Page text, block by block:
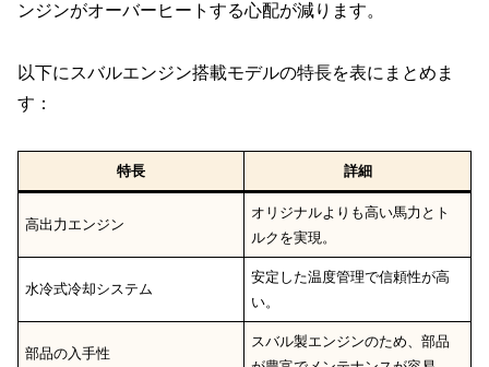
ンジンがオーバーヒートする心配が減ります。
以下にスバルエンジン搭載モデルの特長を表にまとめま
す：
特長 詳細
高出力エンジン
オリジナルよりも高い馬力とト
ルクを実現。
水冷式冷却システム
安定した温度管理で信頼性が高
い。
部品の入手性
スバル製エンジンのため、部品